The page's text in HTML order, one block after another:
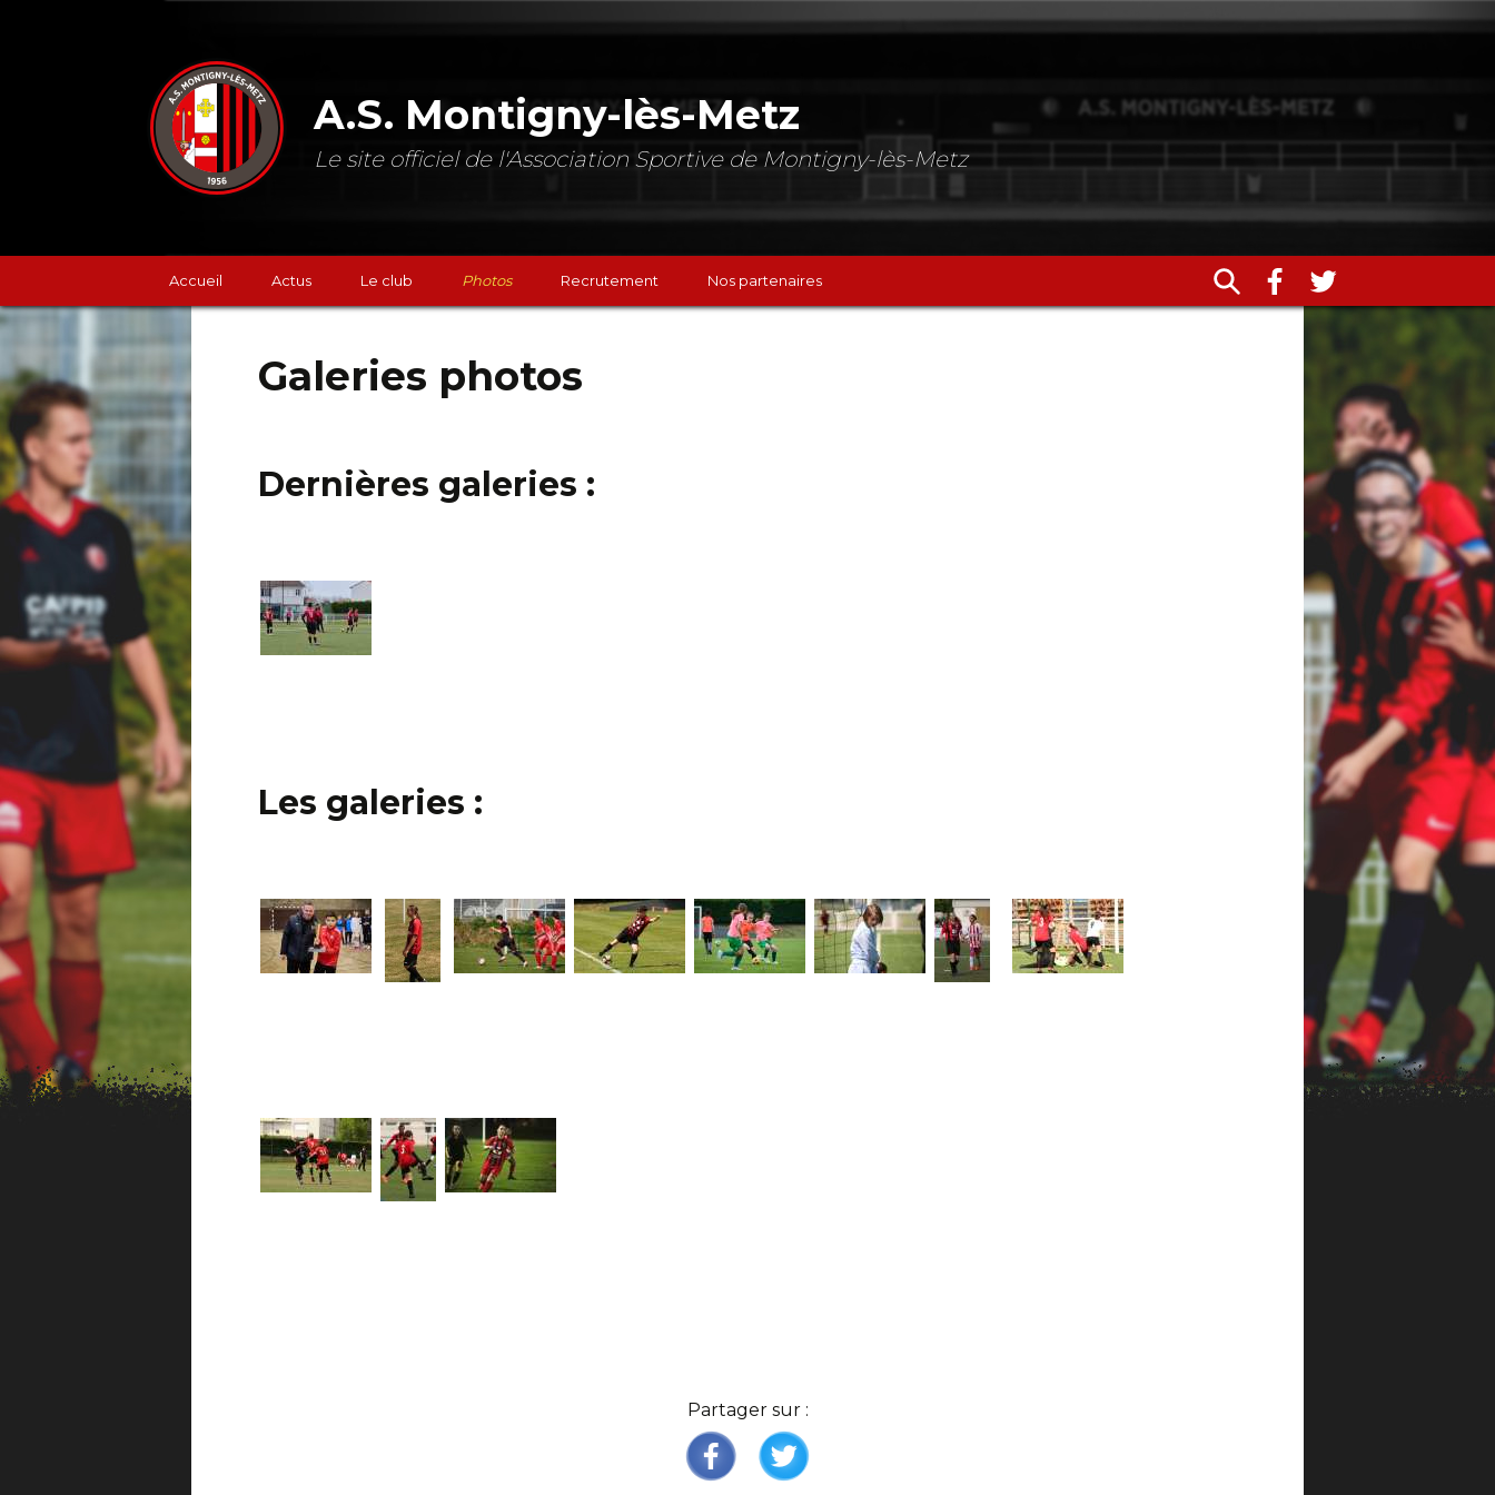
A.S. Montigny-lès-Metz
Le site officiel de l'Association Sportive de Montigny-lès-Metz
Accueil Actus Le club
Résultats
La boutique
Contact
Photos Recrutement Nos partenaires
Galeries photos
Dernières galeries :
Les galeries :
Partager sur :